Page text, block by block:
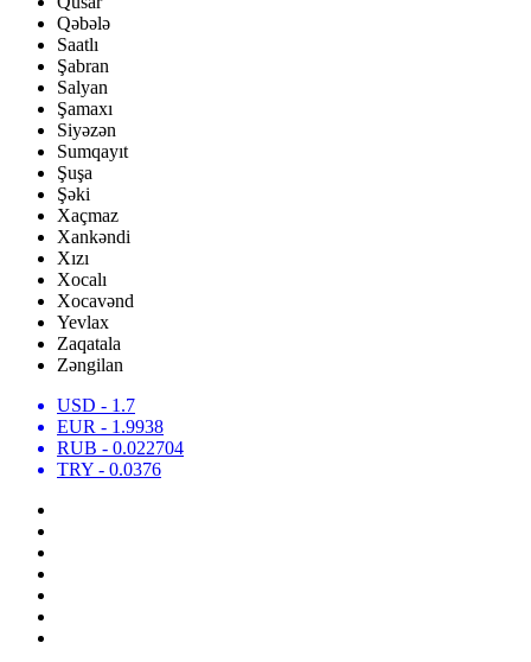
Qəbələ
Saatlı
Şabran
Salyan
Şamaxı
Siyəzən
Sumqayıt
Şuşa
Şəki
Xaçmaz
Xankəndi
Xızı
Xocalı
Xocavənd
Yevlax
Zaqatala
Zəngilan
USD - 1.7
EUR - 1.9938
RUB - 0.022704
TRY - 0.0376